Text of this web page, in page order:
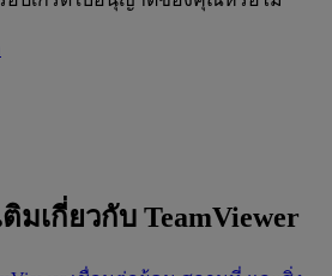
มเกี่ยวกับ TeamViewer